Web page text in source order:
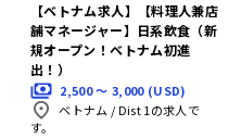
【ベトナム求人】【料理人兼店
舗マネージャー】日系飲食（新
規オープン！ベトナム初進
出！）
2,500 〜 3,000 (USD)
ベトナム /Dist 1の求人で
す。